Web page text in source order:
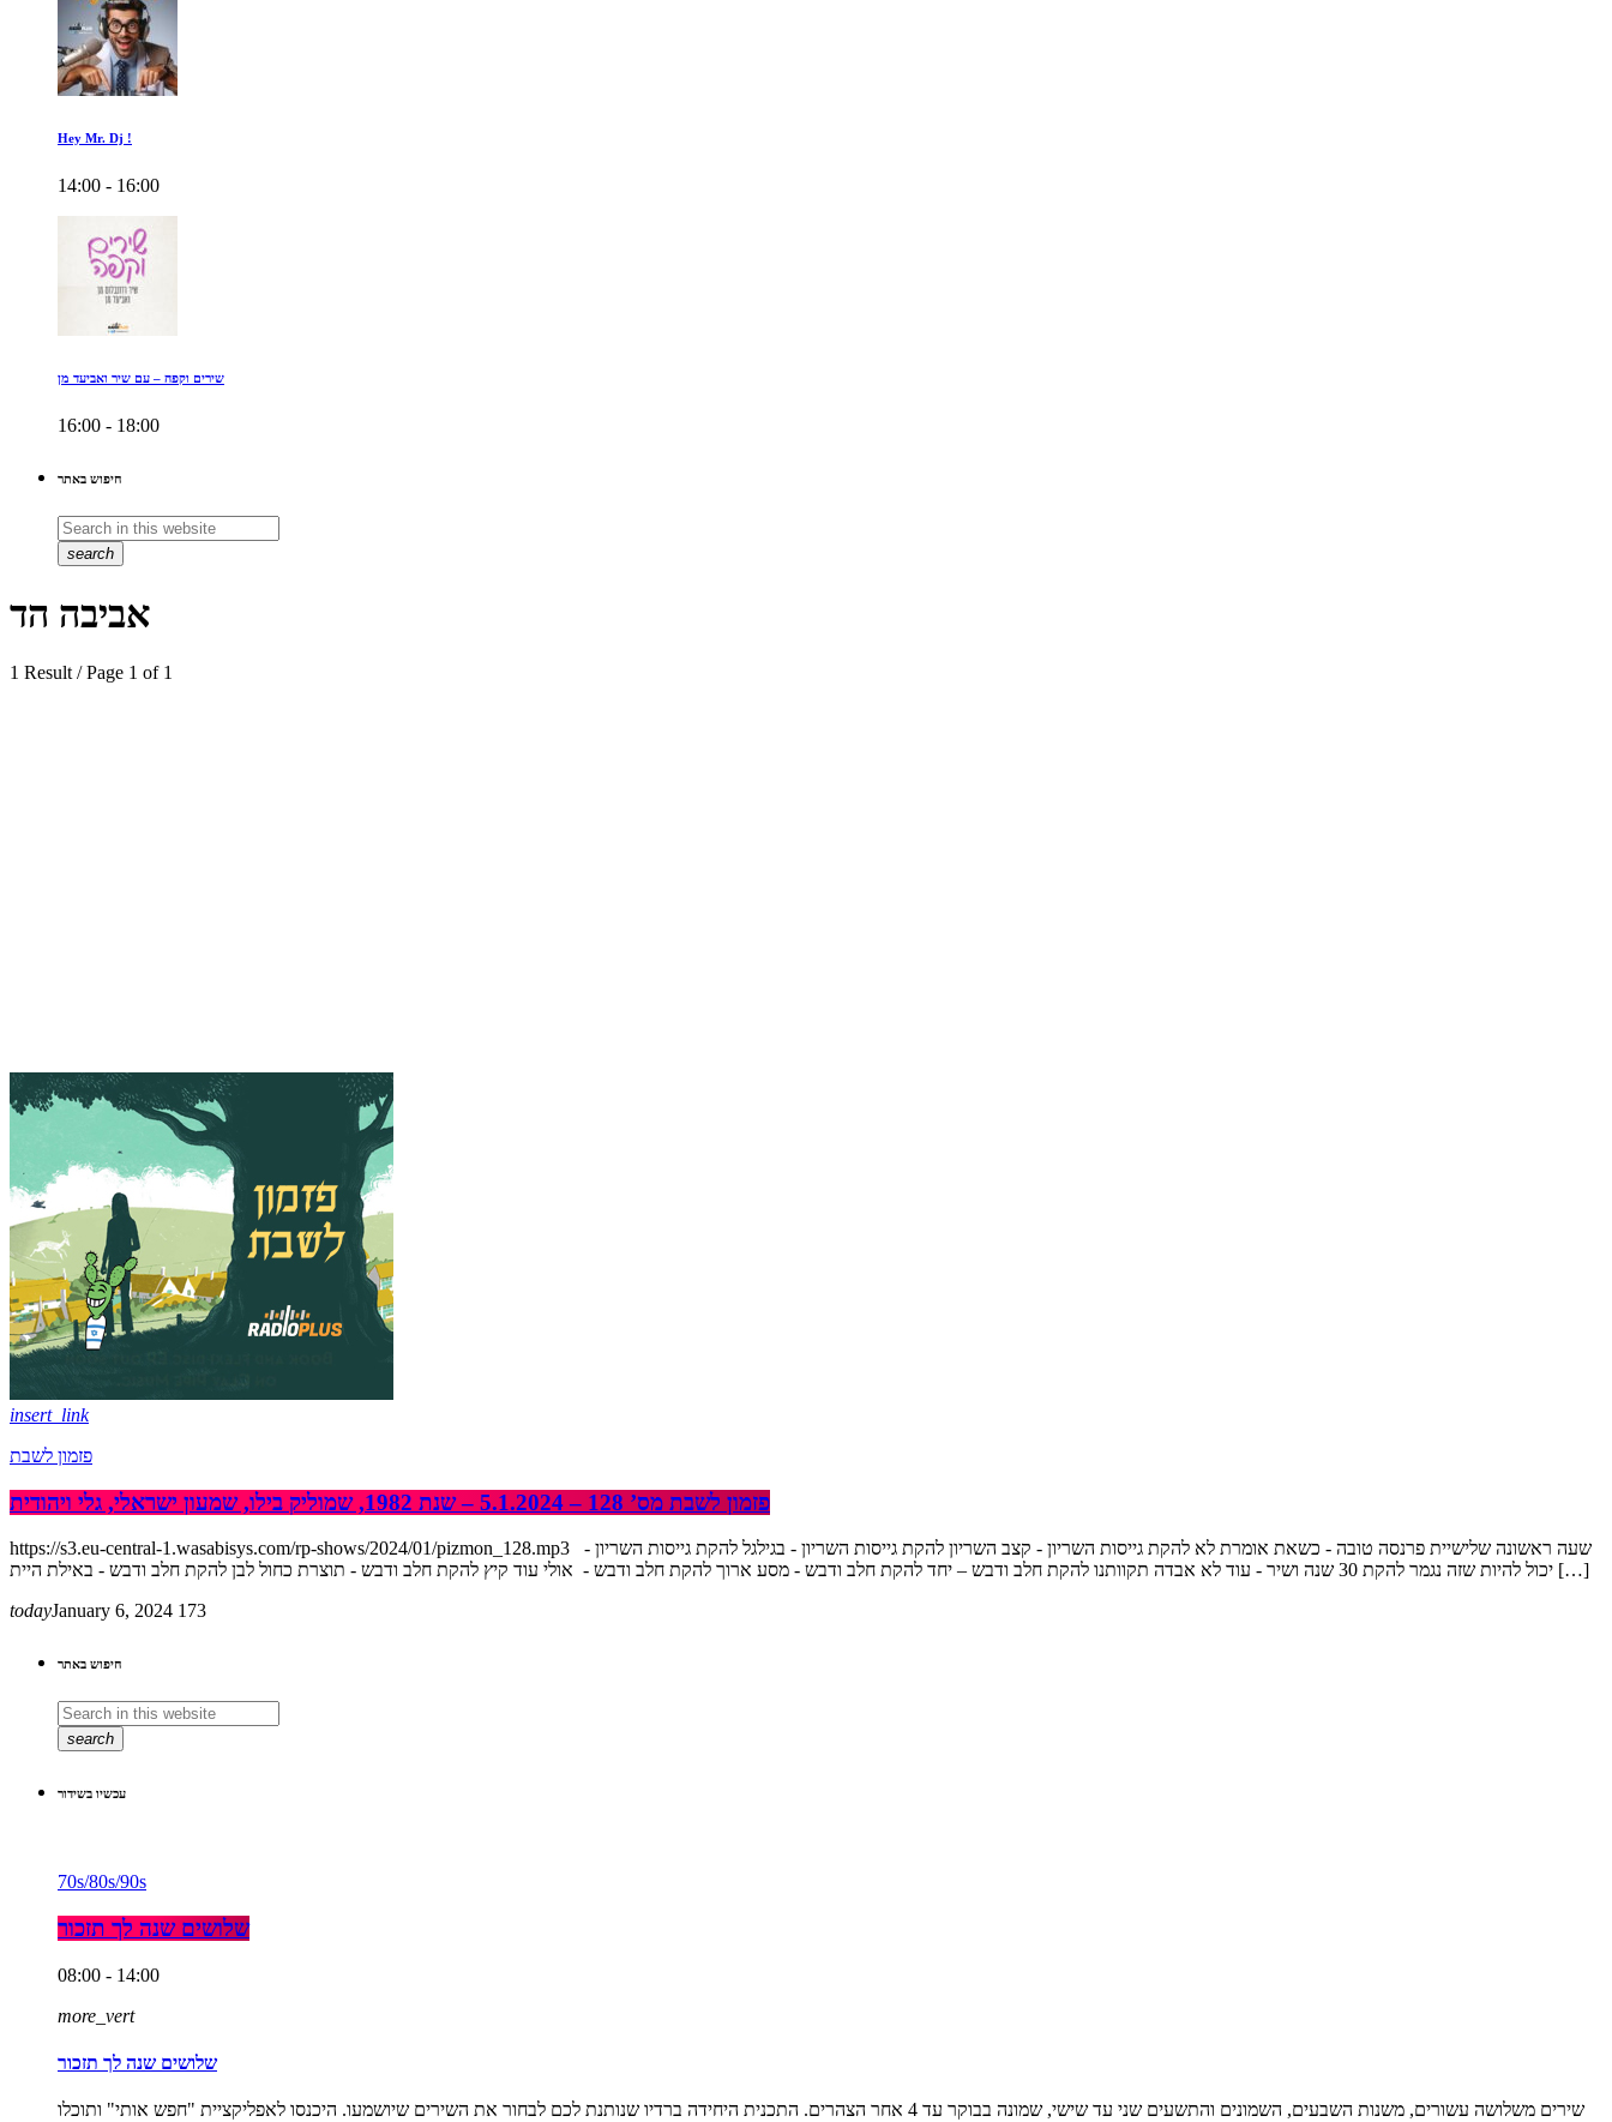
Hey Mr. Dj !
14:00 - 16:00
שירים וקפה – עם שיר ואביעד מן
16:00 - 18:00
חיפוש באתר
search
אביבה הד
1 Result / Page 1 of 1
insert_link
פזמון לשבת
פזמון לשבת מס’ 128 – 5.1.2024 – שנת 1982, שמוליק בילו, שמעון ישראלי, גלי ויהודית
https://s3.eu-central-1.wasabisys.com/rp-shows/2024/01/pizmon_128.mp3 שעה ראשונה שלישיית פרנסה טובה - כשאת אומרת לא להקת גייסות השריון - קצב השריון להקת גייסות השריון - בגילגל להקת גייסות השריון -
יכול להיות שזה נגמר להקת 30 שנה ושיר - עוד לא אבדה תקוותנו להקת חלב ודבש – יחד להקת חלב ודבש - מסע ארוך להקת חלב ודבש - אולי עוד קיץ להקת חלב ודבש - תוצרת כחול לבן להקת חלב ודבש - באילת היית […]
todayJanuary 6, 2024 173
חיפוש באתר
search
עכשיו בשידור
70s/80s/90s
שלושים שנה לך תזכור
08:00 - 14:00
more_vert
שלושים שנה לך תזכור
שירים משלושה עשורים, משנות השבעים, השמונים והתשעים שני עד שישי, שמונה בבוקר עד 4 אחר הצהרים. התכנית היחידה ברדיו שנותנת לכם לבחור את השירים שיושמעו. היכנסו לאפליקציית "חפש אותי" ותוכלו